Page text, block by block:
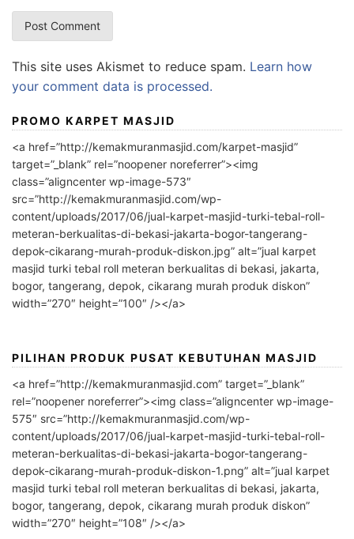
This site uses Akismet to reduce spam. Learn how
your comment data is processed.
PROMO KARPET MASJID
<a href=”http://kemakmuranmasjid.com/karpet-masjid”
target=”_blank” rel=”noopener noreferrer”><img
class=”aligncenter wp-image-573″
src=”http://kemakmuranmasjid.com/wp-
content/uploads/2017/06/jual-karpet-masjid-turki-tebal-roll-
meteran-berkualitas-di-bekasi-jakarta-bogor-tangerang-
depok-cikarang-murah-produk-diskon.jpg” alt=”jual karpet
masjid turki tebal roll meteran berkualitas di bekasi, jakarta,
bogor, tangerang, depok, cikarang murah produk diskon”
width=”270″ height=”100″ /></a>
PILIHAN PRODUK PUSAT KEBUTUHAN MASJID
<a href=”http://kemakmuranmasjid.com” target=”_blank”
rel=”noopener noreferrer”><img class=”aligncenter wp-image-
575″ src=”http://kemakmuranmasjid.com/wp-
content/uploads/2017/06/jual-karpet-masjid-turki-tebal-roll-
meteran-berkualitas-di-bekasi-jakarta-bogor-tangerang-
depok-cikarang-murah-produk-diskon-1.png” alt=”jual karpet
masjid turki tebal roll meteran berkualitas di bekasi, jakarta,
bogor, tangerang, depok, cikarang murah produk diskon”
width=”270″ height=”108″ /></a>